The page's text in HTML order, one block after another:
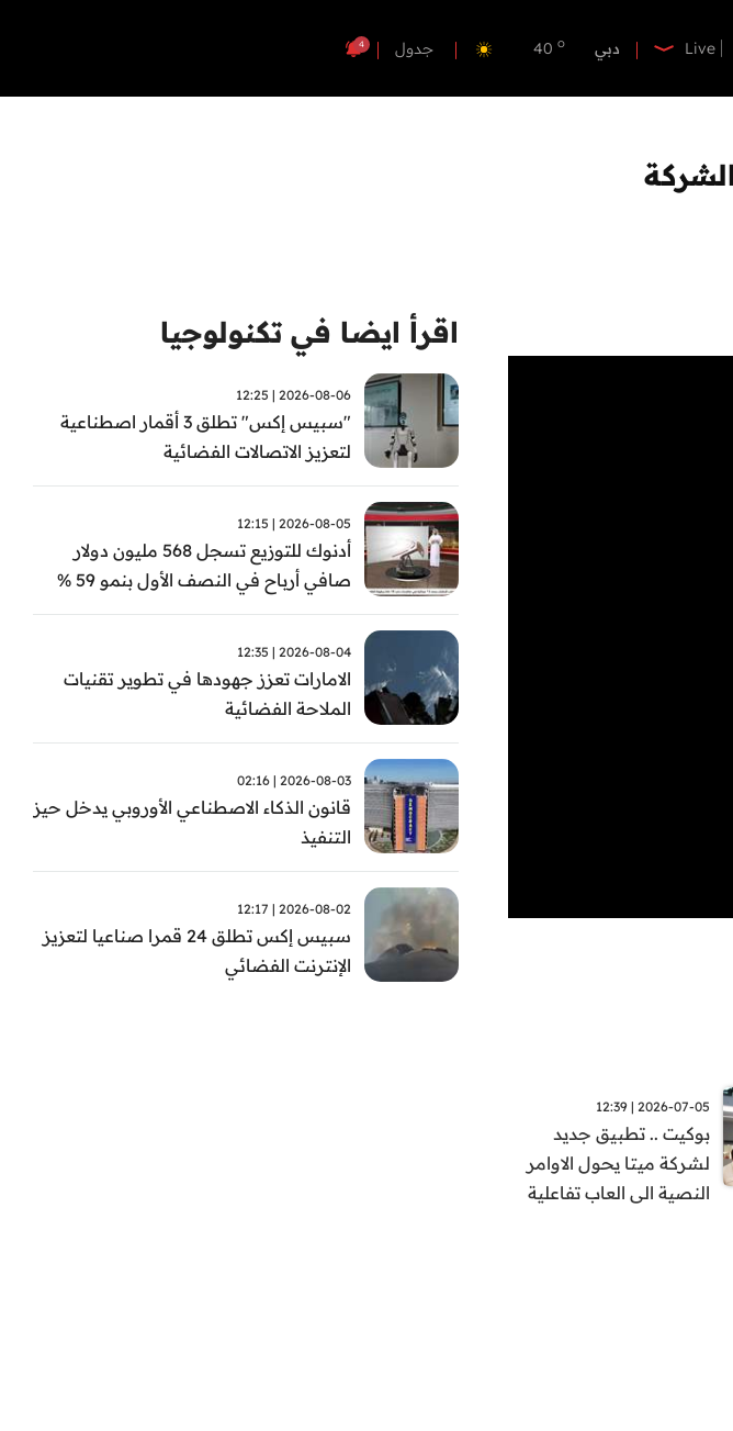
Live دبي 40 o جدول 4
2026-07-05 | 12:39
بوكيت .. تطبيق جديد
لشركة ميتا يحول الاوامر
النصية الى العاب تفاعلية
اقرأ ايضا في تكنولوجيا
2026-08-06 | 12:25
"سبيس إكس" تطلق 3 أقمار اصطناعية
لتعزيز الاتصالات الفضائية
2026-08-05 | 12:15
أدنوك للتوزيع تسجل 568 مليون دولار
صافي أرباح في النصف الأول بنمو 59 %
2026-08-04 | 12:35
الامارات تعزز جهودها في تطوير تقنيات
الملاحة الفضائية
2026-08-03 | 02:16
قانون الذكاء الاصطناعي الأوروبي يدخل حيز
التنفيذ
2026-08-02 | 12:17
سبيس إكس تطلق 24 قمرا صناعيا لتعزيز
الإنترنت الفضائي